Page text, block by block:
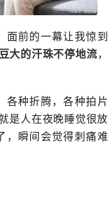
面前的一幕让我惊到
大的汗珠不停地流，
各种折腾，各种拍片
是人在夜晚睡觉很放
，瞬间会觉得刺痛难